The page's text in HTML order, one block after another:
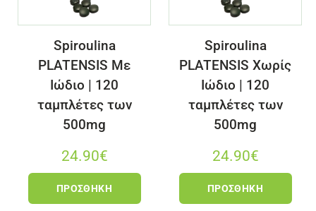
Spiroulina
PLATENSIS Με
Ιώδιο | 120
ταμπλέτες των
500mg
24.90€
ΠΡΟΣΘΉΚΗ
Spiroulina
PLATENSIS Χωρίς
Ιώδιο | 120
ταμπλέτες των
500mg
24.90€
ΠΡΟΣΘΉΚΗ